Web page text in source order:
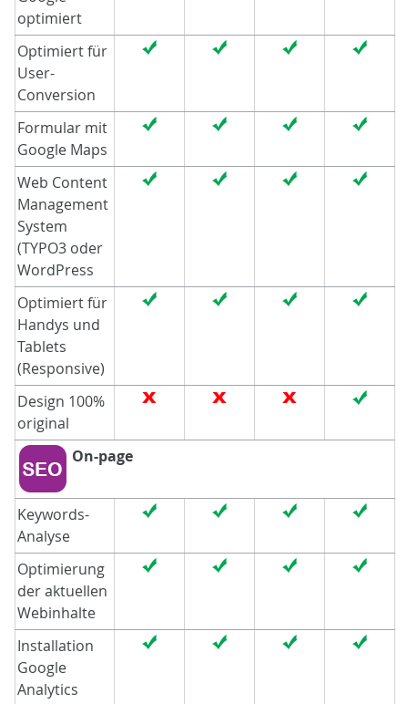
optimiert
Optimiert für
User-
Conversion
Formular mit
Google Maps
Web Content
Management
System
(TYPO3 oder
WordPress
Optimiert für
Handys und
Tablets
(Responsive)
Design 100%
original
On-page
Keywords-
Analyse
Optimierung
der aktuellen
Webinhalte
Installation
Google
Analytics